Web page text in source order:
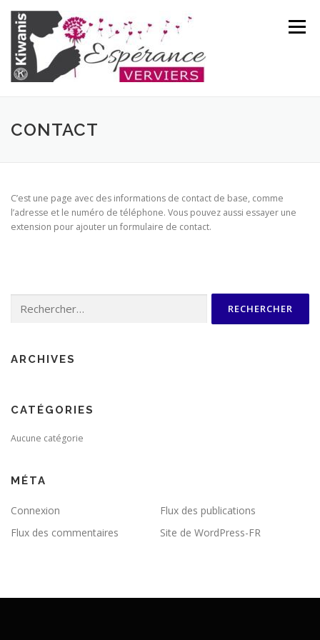
contenu
Menu
ACCUEIL
CONTACT
C’est une page avec des informations de contact de base, comme
l’adresse et le numéro de téléphone. Vous pouvez aussi essayer une
extension pour ajouter un formulaire de contact.
ARCHIVES
CATÉGORIES
Aucune catégorie
MÉTA
Connexion
Flux des publications
Flux des commentaires
Site de WordPress-FR